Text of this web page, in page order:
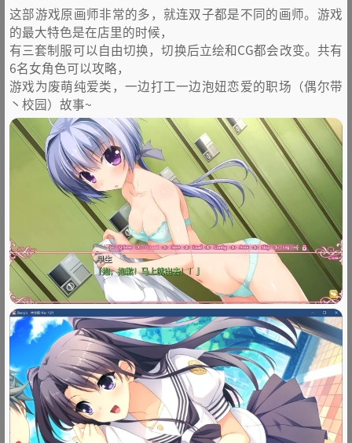
这部游戏原画师非常的多，就连双子都是不同的画师。游戏
的最大特色是在店里的时候，
有三套制服可以自由切换，切换后立绘和CG都会改变。共有
6名女角色可以攻略，
游戏为废萌纯爱类，一边打工一边泡妞恋爱的职场（偶尔带
丶校园）故事~